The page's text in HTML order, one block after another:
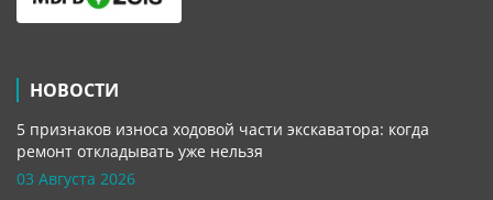
НОВОСТИ
5 признаков износа ходовой части экскаватора: когда
ремонт откладывать уже нельзя
03 Августа 2026